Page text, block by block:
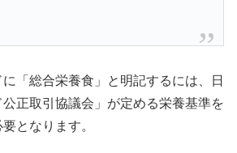
「総合栄養食」と明記するには、日
正取引協議会」が定める栄養基準を
となります。